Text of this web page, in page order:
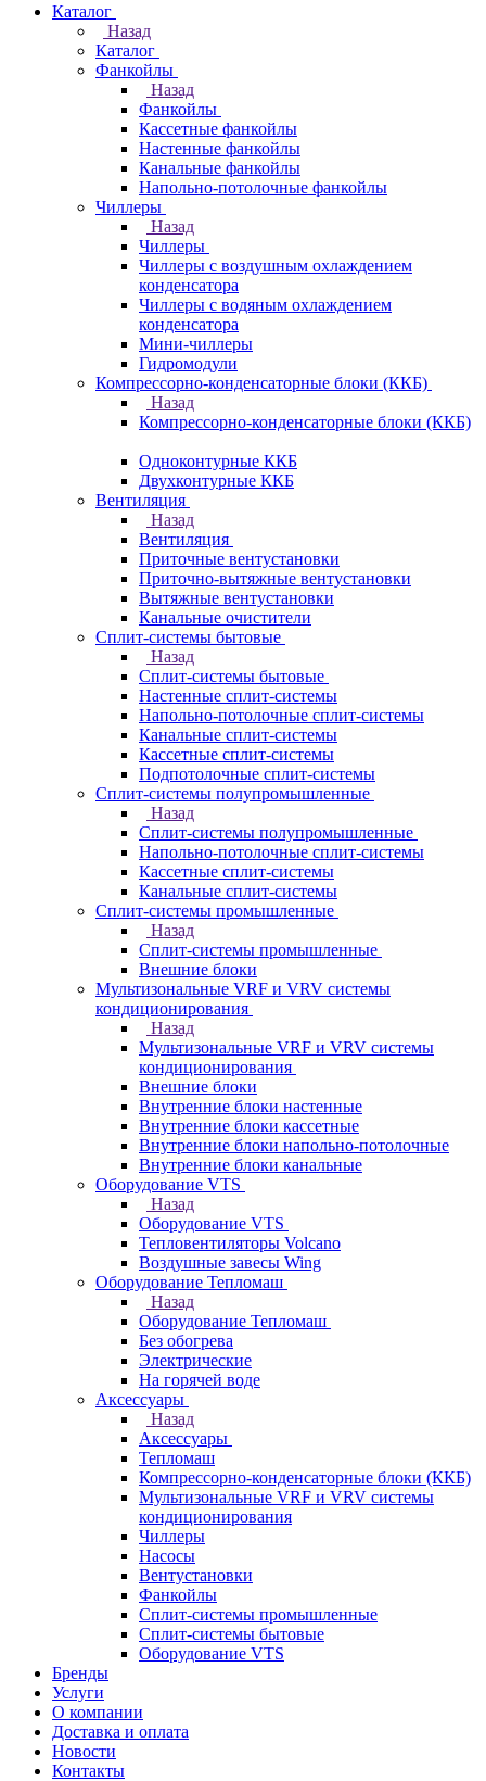
Каталог
Назад
Каталог
Фанкойлы
Назад
Фанкойлы
Кассетные фанкойлы
Настенные фанкойлы
Канальные фанкойлы
Напольно-потолочные фанкойлы
Чиллеры
Назад
Чиллеры
Чиллеры с воздушным охлаждением
конденсатора
Чиллеры с водяным охлаждением
конденсатора
Мини-чиллеры
Гидромодули
Компрессорно-конденсаторные блоки (ККБ)
Назад
Компрессорно-конденсаторные блоки (ККБ)
Одноконтурные ККБ
Двухконтурные ККБ
Вентиляция
Назад
Вентиляция
Приточные вентустановки
Приточно-вытяжные вентустановки
Вытяжные вентустановки
Канальные очистители
Сплит-системы бытовые
Назад
Сплит-системы бытовые
Настенные сплит-системы
Напольно-потолочные сплит-системы
Канальные сплит-системы
Кассетные сплит-системы
Подпотолочные сплит-системы
Сплит-системы полупромышленные
Назад
Сплит-системы полупромышленные
Напольно-потолочные сплит-системы
Кассетные сплит-системы
Канальные сплит-системы
Сплит-системы промышленные
Назад
Сплит-системы промышленные
Внешние блоки
Мультизональные VRF и VRV системы
кондиционирования
Назад
Мультизональные VRF и VRV системы
кондиционирования
Внешние блоки
Внутренние блоки настенные
Внутренние блоки кассетные
Внутренние блоки напольно-потолочные
Внутренние блоки канальные
Оборудование VTS
Назад
Оборудование VTS
Тепловентиляторы Volcano
Воздушные завесы Wing
Оборудование Тепломаш
Назад
Оборудование Тепломаш
Без обогрева
Электрические
На горячей воде
Аксессуары
Назад
Аксессуары
Тепломаш
Компрессорно-конденсаторные блоки (ККБ)
Мультизональные VRF и VRV системы
кондиционирования
Чиллеры
Насосы
Вентустановки
Фанкойлы
Сплит-системы промышленные
Сплит-системы бытовые
Оборудование VTS
Бренды
Услуги
О компании
Доставка и оплата
Новости
Контакты